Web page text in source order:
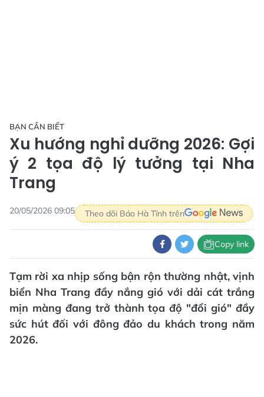
BẠN CẦN BIẾT
Xu hướng nghỉ dưỡng 2026: Gợi
ý 2 tọa độ lý tưởng tại Nha
Trang
20/05/2026 09:05 Theo dõi Báo Hà Tĩnh trên
Copy link
Tạm rời xa nhịp sống bận rộn thường nhật, vịnh
biển Nha Trang đầy nắng gió với dải cát trắng
mịn màng đang trở thành tọa độ "đổi gió" đầy
sức hút đối với đông đảo du khách trong năm
2026.